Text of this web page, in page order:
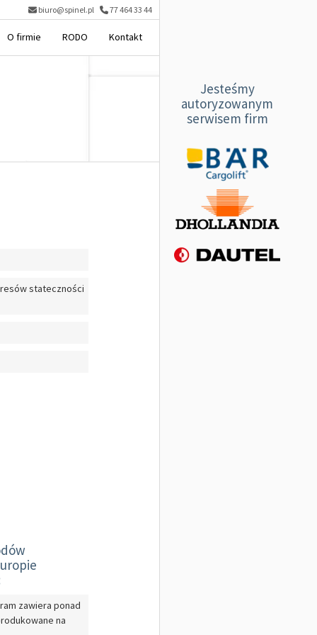
biuro@spinel.pl 77 464 33 44
O firmie RODO Kontakt
stateczności
zawiera ponad
na
Jesteśmy
autoryzowanym
serwisem firm